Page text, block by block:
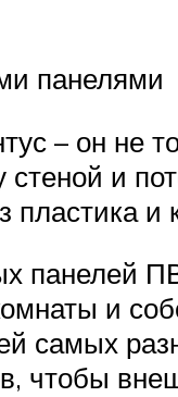
панелями
– он не
стеной и
пластика и
панелей
и
самых
чтобы